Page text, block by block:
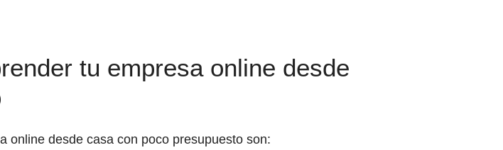
tu empresa online desde
online desde casa con poco presupuesto son: